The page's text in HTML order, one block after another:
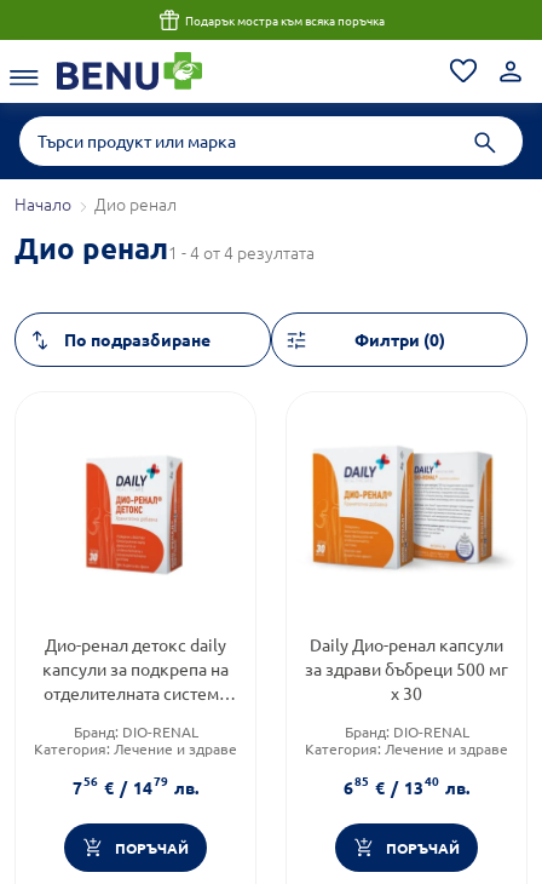
Подарък мостра към всяка поръчка
Начало Дио ренал
Дио ренал1 - 4 от 4 резултата
Филтри (0)
Дио-ренал детокс daily
капсули за подкрепа на
отделителната система
Бранд: DIO-RENAL
Категория: Лечение и здраве
756 € / 1479 лв.
ПОРЪЧАЙ
Daily Дио-ренал капсули
за здрави бъбреци 500 мг
х 30
Бранд: DIO-RENAL
Категория: Лечение и здраве
685 € / 1340 лв.
ПОРЪЧАЙ